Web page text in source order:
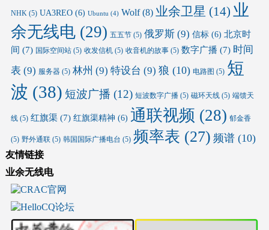
NHK(5) UA3REO(6) Ubuntu (4) Wolf(8) 业余卫星 (14) 业
余无线电(29) 五五节(5) 俄罗斯(9) 信标(6) 北京时
间 (7) 国际空间站(5) 收发信机(5) 收音机的故事(5) 数字广播 (7) 时间
表 (9) 服务器(5) 林州 (9) 特设台 (9) 狼 (10) 电路图 (5) 短
波 (38) 短波广播 (12) 短波数字广播(5) 磁环天线(5) 端馈天
线(5) 红旗渠(7) 红旗渠精神 (6) 通联视频 (28) 郁金香
(5) 野外通联(5) 韩国国际广播电台 (5) 频率表 (27) 频谱(10)
友情链接
业余无线电